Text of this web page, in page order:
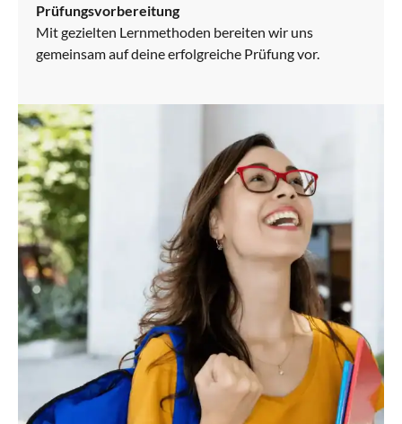
Prüfungsvorbereitung
Mit gezielten Lernmethoden bereiten wir uns
gemeinsam auf deine erfolgreiche Prüfung vor.